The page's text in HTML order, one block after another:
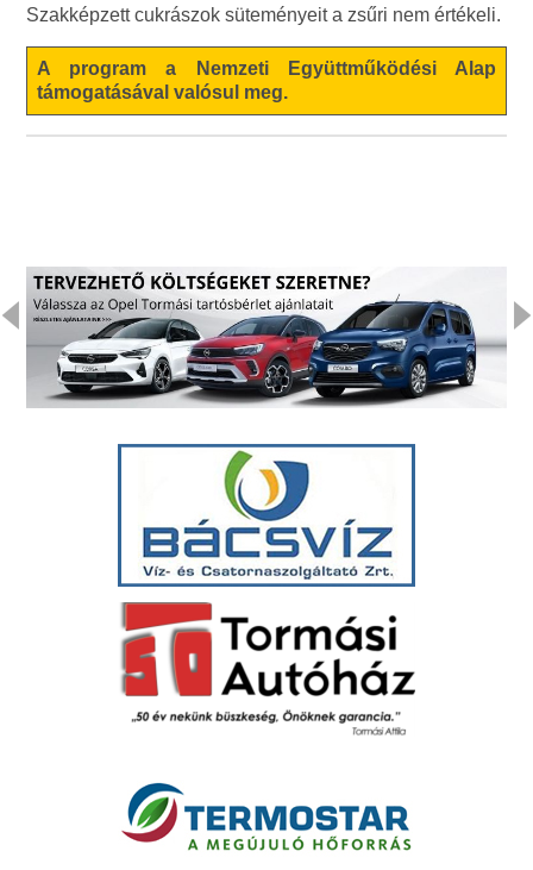
Szakképzett cukrászok süteményeit a zsűri nem értékeli.
A program a Nemzeti Együttműködési Alap
támogatásával valósul meg.